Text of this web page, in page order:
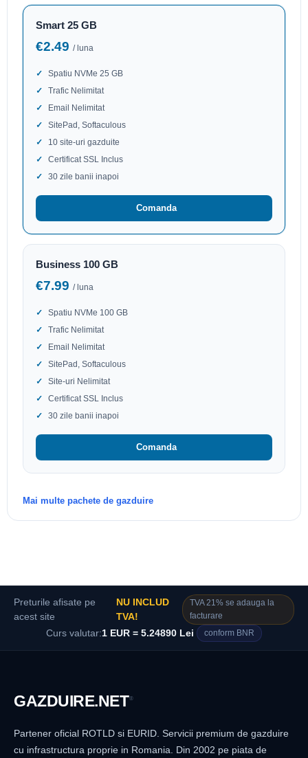
Smart 25 GB
€2.49 / luna
Spatiu NVMe 25 GB
Trafic Nelimitat
Email Nelimitat
SitePad, Softaculous
10 site-uri gazduite
Certificat SSL Inclus
30 zile banii inapoi
Comanda
Business 100 GB
€7.99 / luna
Spatiu NVMe 100 GB
Trafic Nelimitat
Email Nelimitat
SitePad, Softaculous
Site-uri Nelimitat
Certificat SSL Inclus
30 zile banii inapoi
Comanda
Mai multe pachete de gazduire
Preturile afisate pe
acest site
NU INCLUD
TVA!
TVA 21% se adauga la
facturare
Curs valutar:1 EUR = 5.24890 Lei conform BNR
GAZDUIRE.NET®
Partener oficial ROTLD si EURID. Servicii premium de gazduire
cu infrastructura proprie in Romania. Din 2002 pe piata de